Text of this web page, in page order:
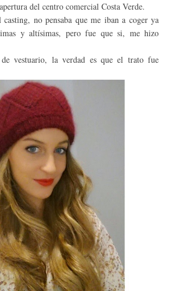
del centro comercial Costa Verde.
casting, no pensaba que me iban a coger ya
y altísimas, pero fue que si, me hizo
vestuario, la verdad es que el trato fue